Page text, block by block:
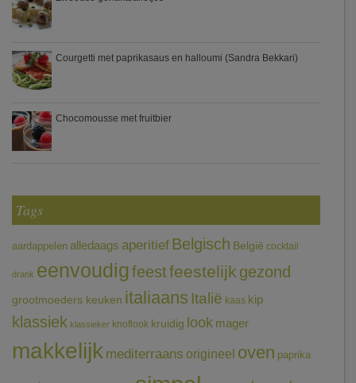
Courgetti met paprikasaus en halloumi (Sandra Bekkari)
Chocomousse met fruitbier
Tags
aardappelen alledaags aperitief Belgisch België cocktail
drank eenvoudigfeestfeestelijk gezond
grootmoeders keuken italiaans Italië kaas kip
klassiek klassieker knoflook kruidig look mager
makkelijk mediterraans origineel oven paprika